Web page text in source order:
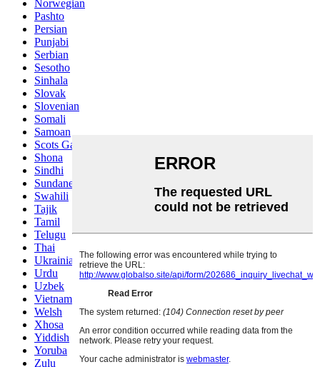
Norwegian
Pashto
Persian
Punjabi
Serbian
Sesotho
Sinhala
Slovak
Slovenian
Somali
Samoan
Scots Gaelic
Shona
Sindhi
Sundanese
Swahili
Tajik
Tamil
Telugu
Thai
Ukrainian
Urdu
Uzbek
Vietnamese
Welsh
Xhosa
Yiddish
Yoruba
Zulu